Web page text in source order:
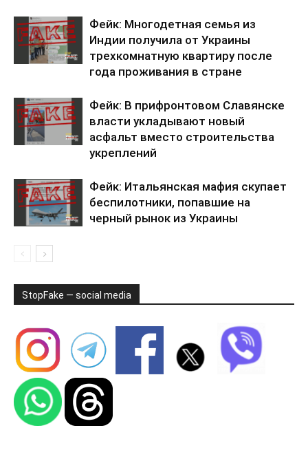
Фейк: Многодетная семья из
Индии получила от Украины
трехкомнатную квартиру после
года проживания в стране
Фейк: В прифронтовом Славянске
власти укладывают новый
асфальт вместо строительства
укреплений
Фейк: Итальянская мафия скупает
беспилотники, попавшие на
черный рынок из Украины
StopFake — social media